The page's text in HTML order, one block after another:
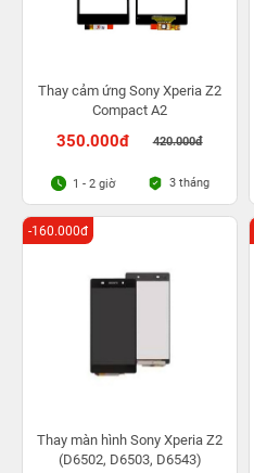
Thay cảm ứng Sony Xperia Z2
Compact A2
350.000đ 420.000đ
1 - 2 giờ 3 tháng
Thay màn hình Sony Xperia Z2
(D6502, D6503, D6543)
-160.000đ